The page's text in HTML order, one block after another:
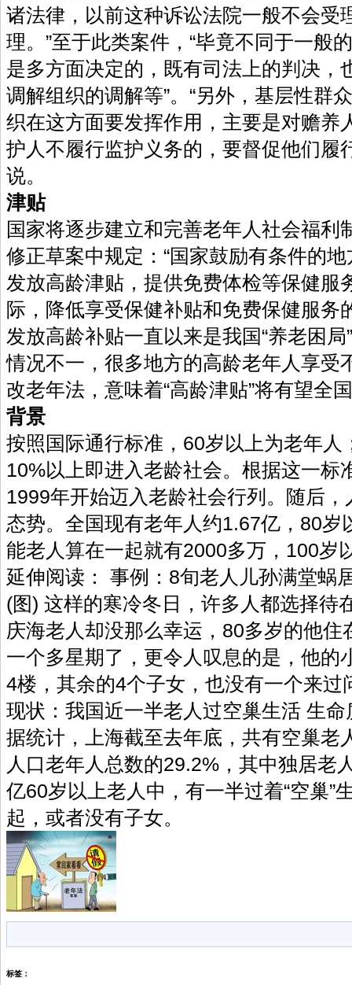
诸法律，以前这种诉讼法院一般不会受
理。”至于此类案件，“毕竟不同于一般
是多方面决定的，既有司法上的判决，
调解组织的调解等”。“另外，基层性群
织在这方面要发挥作用，主要是对赡养
护人不履行监护义务的，要督促他们履
说。
津贴
国家将逐步建立和完善老年人社会
修正草案中规定：“国家鼓励有条件的
发放高龄津贴，提供免费体检等保健服
际，降低享受保健补贴和免费保健
发放高龄补贴一直以来是我国“养老困
情况不一，很多地方的高龄老年人享受
改老年法，意味着“高龄津贴”将有望全
背景
按照国际通行标准，60岁以上为老年人
10%以上即进入老龄社会。根据这一标
1999年开始迈入老龄社会行列。随后
态势。全国现有老年人约1.67亿，80岁
能老人算在一起就有2000多万，
延伸阅读： 事例：8旬老人儿孙满堂蜗
(图) 这样的寒冷冬日，许多人都选择待
庆海老人却没那么幸运，80多岁的他
一个多星期了，更令人叹息的是，他的
4楼，其余的4个子女，也没有一个
现状：我国近一半老人过空巢生活
据统计，上海截至去年底，共有空巢老
人口老年人总数的29.2%，其中独居老
亿60岁以上老人中，有一半过着“空巢”
起，或者没有子女。
标签：